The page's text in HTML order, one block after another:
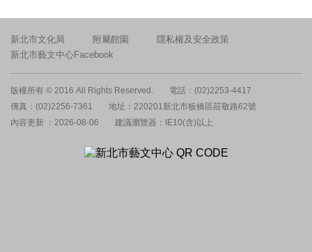
新北市文化局 附屬館園
隱私權及安全政策
新北市藝文中心Facebook
版權所有 © 2016 All Rights Reserved.
電話：(02)2253-4417
傳真：(02)2256-7361
地址：220201新北市板橋區莊敬路62號
內容更新 ：2026-08-06
建議瀏覽器：IE10(含)以上